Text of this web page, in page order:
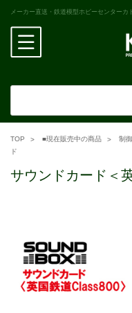
メーカー直送・鉄道模型ホビーセンターカ
TOP ■現在販売中の商品 制
ド
サウンドカード＜